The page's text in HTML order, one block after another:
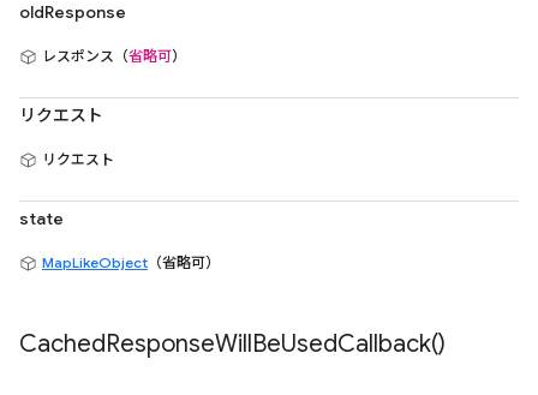
oldResponse
レスポンス（省略可）
リクエスト
リクエスト
state
MapLikeObject （省略可）
CachedResponseWillBeUsedCallback()